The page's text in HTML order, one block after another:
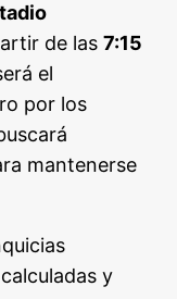
de las7:15
el
por los
mantenerse
y